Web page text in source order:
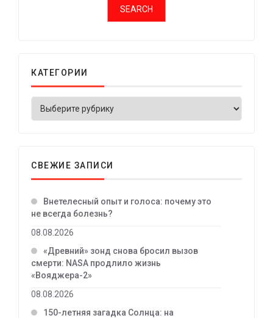
КАТЕГОРИИ
СВЕЖИЕ ЗАПИСИ
Внетелесный опыт и голоса: почему это
не всегда болезнь?
08.08.2026
«Древний» зонд снова бросил вызов
смерти: NASA продлило жизнь
«Вояджера-2»
08.08.2026
150-летняя загадка Солнца: на